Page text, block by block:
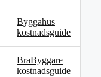
Byggahus
kostnadsguide
BraByggare
kostnadsguide